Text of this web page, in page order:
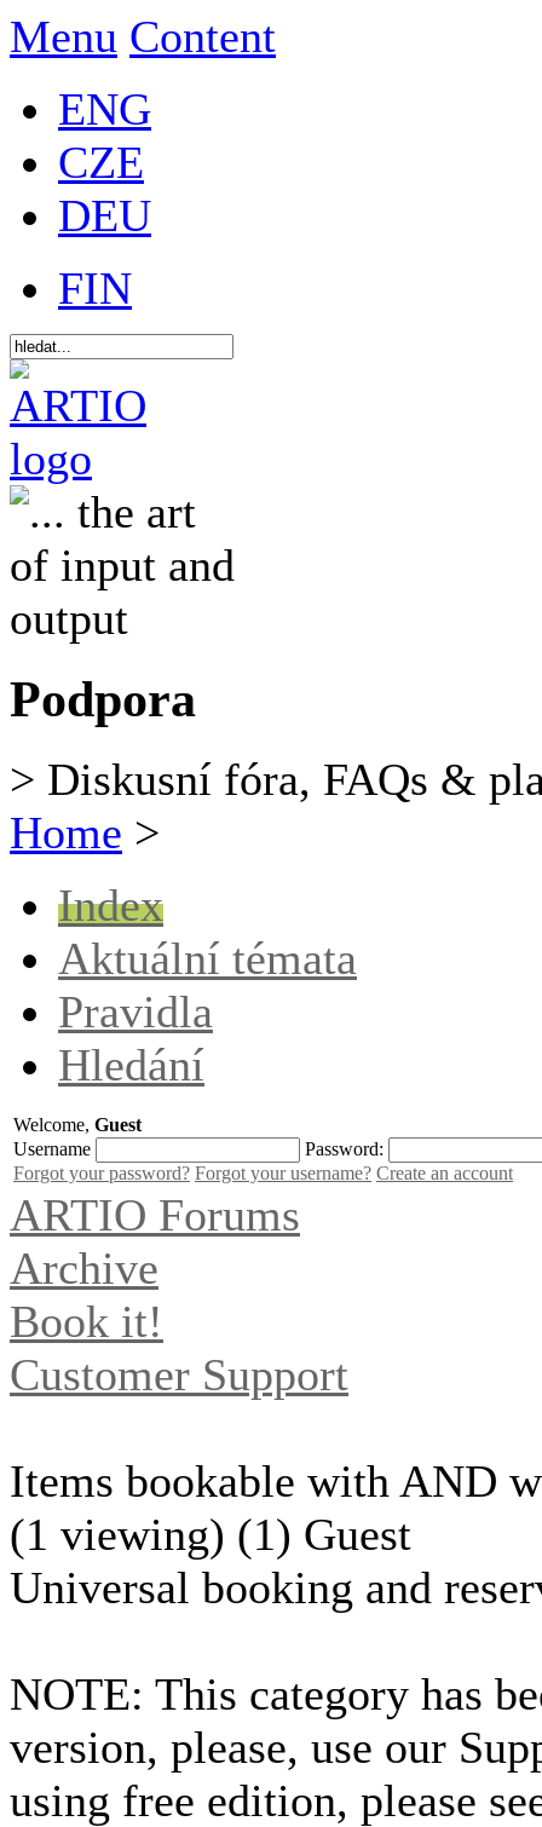
Menu Content
ENG
CZE
DEU
FIN
Podpora
> Diskusní fóra, FAQs &
Home >
Index
Aktuální témata
Pravidla
Hledání
Welcome, Guest
Username
Password:
Forgot your password? Forgot your username? Create an account
ARTIO Forums
Archive
Book it!
Customer Support
Items bookable with AND
(1 viewing) (1) Guest
Universal booking and
NOTE: This category has
version, please, use our
using free edition, please